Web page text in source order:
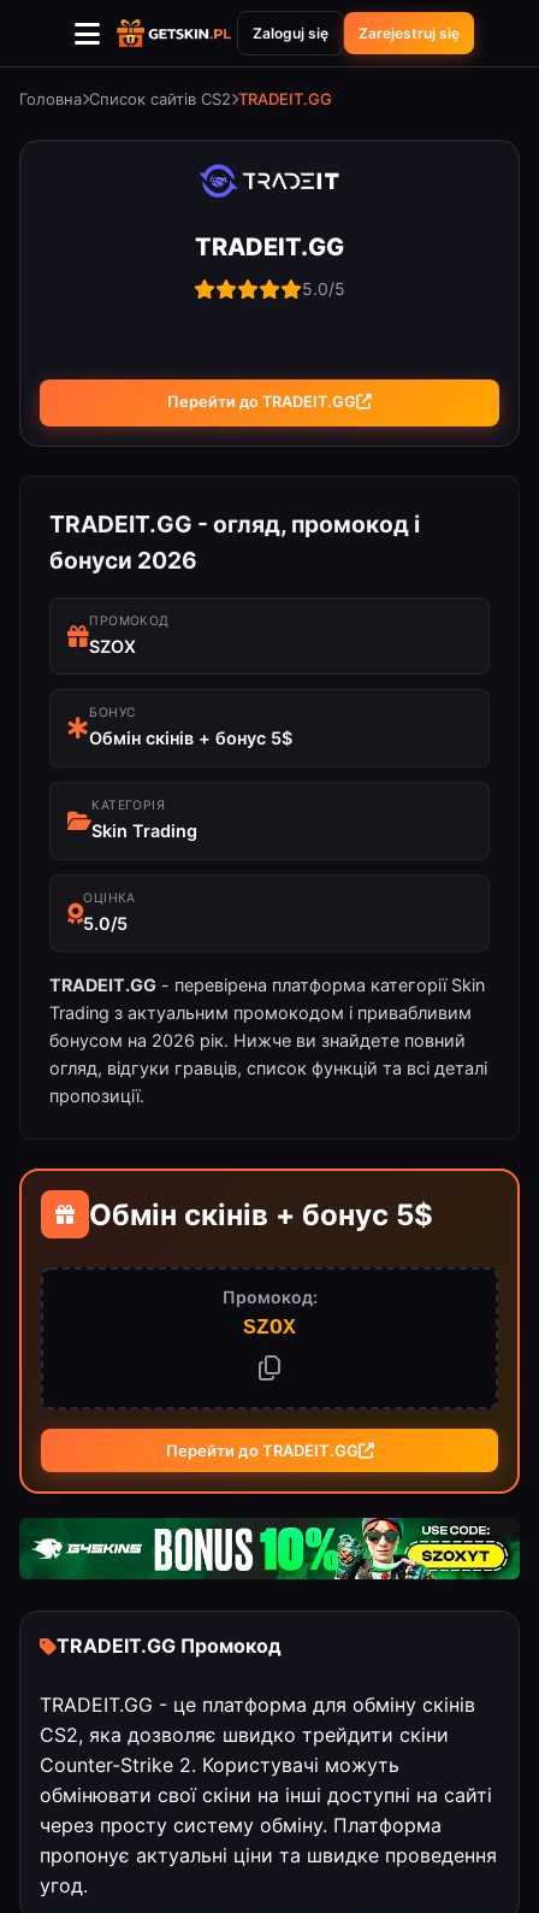
Zaloguj się Zarejestruj się
Головна Список сайтів CS2 TRADEIT.GG
TRADEIT.GG
5.0/5
Перейти до TRADEIT.GG
TRADEIT.GG - огляд, промокод і
бонуси 2026
ПРОМОКОД
SZOX
БОНУС
Обмін скінів + бонус 5$
КАТЕГОРІЯ
Skin Trading
ОЦІНКА
5.0/5
TRADEIT.GG - перевірена платформа категорії Skin
Trading з актуальним промокодом і привабливим
бонусом на 2026 рік. Нижче ви знайдете повний
огляд, відгуки гравців, список функцій та всі деталі
пропозиції.
Обмін скінів + бонус 5$
Промокод:
SZOX
Перейти до TRADEIT.GG
TRADEIT.GG Промокод
TRADEIT.GG - це платформа для обміну скінів
CS2, яка дозволяє швидко трейдити скіни
Counter-Strike 2. Користувачі можуть
обмінювати свої скіни на інші доступні на сайті
через просту систему обміну. Платформа
пропонує актуальні ціни та швидке проведення
угод.